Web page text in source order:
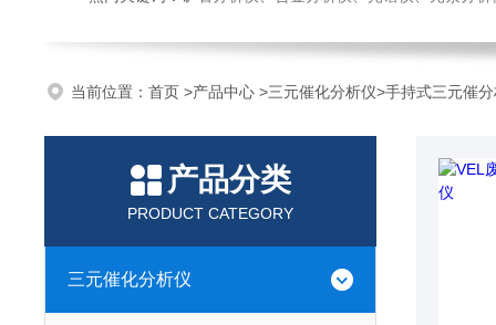
当前位置： 首页 >产品中心 >三元催化分析仪>手持式三元催
产品分类
PRODUCT CATEGORY
三元催化分析仪